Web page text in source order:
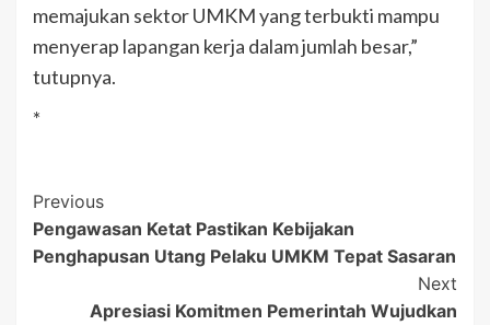
memajukan sektor UMKM yang terbukti mampu
menyerap lapangan kerja dalam jumlah besar,”
tutupnya.
*
Post
Navigation
Previous
Pengawasan Ketat Pastikan Kebijakan
Penghapusan Utang Pelaku UMKM Tepat Sasaran
Next
Apresiasi Komitmen Pemerintah Wujudkan